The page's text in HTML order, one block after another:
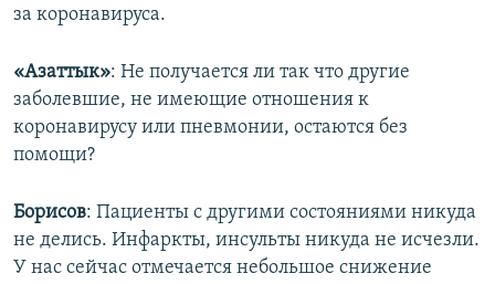
за коронавируса.
«Азаттык»: Не получается ли так что другие
заболевшие, не имеющие отношения к
коронавирусу или пневмонии, остаются без
помощи?
Борисов: Пациенты с другими состояниями никуда
не делись. Инфаркты, инсульты никуда не исчезли.
У нас сейчас отмечается небольшое снижение